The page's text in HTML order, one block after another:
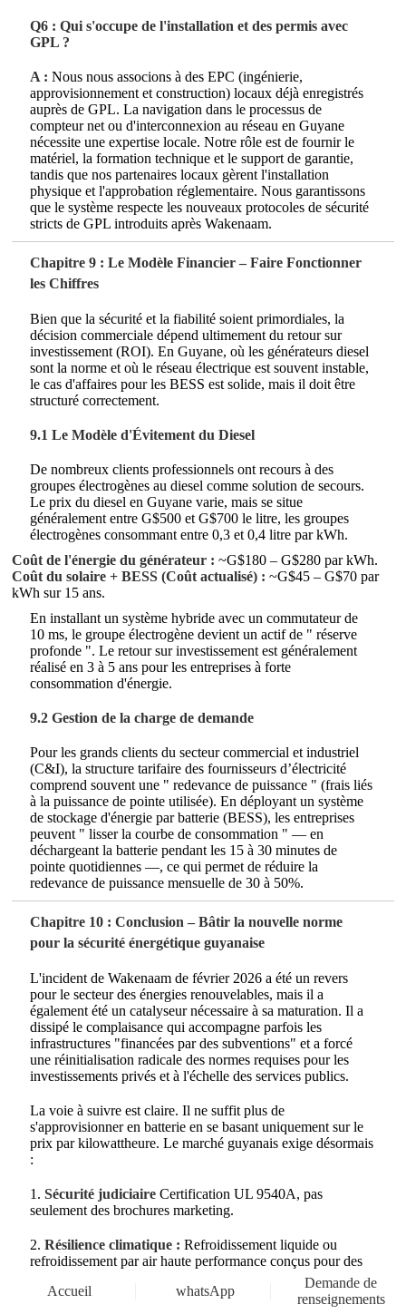
Q6 : Qui s'occupe de l'installation et des permis avec
GPL ?
A : Nous nous associons à des EPC (ingénierie,
approvisionnement et construction) locaux déjà enregistrés
auprès de GPL. La navigation dans le processus de
compteur net ou d'interconnexion au réseau en Guyane
nécessite une expertise locale. Notre rôle est de fournir le
matériel, la formation technique et le support de garantie,
tandis que nos partenaires locaux gèrent l'installation
physique et l'approbation réglementaire. Nous garantissons
que le système respecte les nouveaux protocoles de sécurité
stricts de GPL introduits après Wakenaam.
Chapitre 9 : Le Modèle Financier – Faire Fonctionner
les Chiffres
Bien que la sécurité et la fiabilité soient primordiales, la
décision commerciale dépend ultimement du retour sur
investissement (ROI). En Guyane, où les générateurs diesel
sont la norme et où le réseau électrique est souvent instable,
le cas d'affaires pour les BESS est solide, mais il doit être
structuré correctement.
9.1 Le Modèle d'Évitement du Diesel
De nombreux clients professionnels ont recours à des
groupes électrogènes au diesel comme solution de secours.
Le prix du diesel en Guyane varie, mais se situe
généralement entre G$500 et G$700 le litre, les groupes
électrogènes consommant entre 0,3 et 0,4 litre par kWh.
Coût de l'énergie du générateur : ~G$180 – G$280 par kWh.
Coût du solaire + BESS (Coût actualisé) : ~G$45 – G$70 par
kWh sur 15 ans.
En installant un système hybride avec un commutateur de
10 ms, le groupe électrogène devient un actif de " réserve
profonde ". Le retour sur investissement est généralement
réalisé en 3 à 5 ans pour les entreprises à forte
consommation d'énergie.
9.2 Gestion de la charge de demande
Pour les grands clients du secteur commercial et industriel
(C&I), la structure tarifaire des fournisseurs d’électricité
comprend souvent une " redevance de puissance " (frais liés
à la puissance de pointe utilisée). En déployant un système
de stockage d'énergie par batterie (BESS), les entreprises
peuvent " lisser la courbe de consommation " — en
déchargeant la batterie pendant les 15 à 30 minutes de
pointe quotidiennes —, ce qui permet de réduire la
redevance de puissance mensuelle de 30 à 50%.
Chapitre 10 : Conclusion – Bâtir la nouvelle norme
pour la sécurité énergétique guyanaise
L'incident de Wakenaam de février 2026 a été un revers
pour le secteur des énergies renouvelables, mais il a
également été un catalyseur nécessaire à sa maturation. Il a
dissipé le complaisance qui accompagne parfois les
infrastructures "financées par des subventions" et a forcé
une réinitialisation radicale des normes requises pour les
investissements privés et à l'échelle des services publics.
La voie à suivre est claire. Il ne suffit plus de
s'approvisionner en batterie en se basant uniquement sur le
prix par kilowattheure. Le marché guyanais exige désormais
:
1.Sécurité judiciaire Certification UL 9540A, pas
seulement des brochures marketing.
2.Résilience climatique : Refroidissement liquide ou
refroidissement par air haute performance conçus pour des
Accueil whatsApp
Demande de
renseignements